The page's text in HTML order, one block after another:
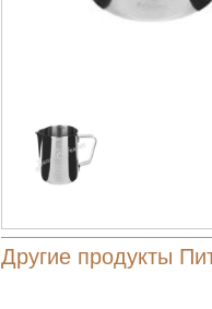
Другие продукты